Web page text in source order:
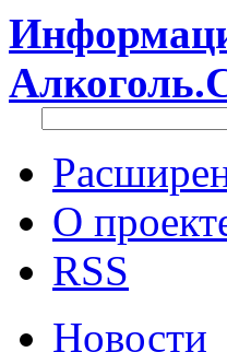
О
RSS
Новости